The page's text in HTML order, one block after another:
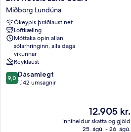
Hotels
Earls
Court
Miðborg
Lundúna
Miðborg Lundúna
Ókeypis þráðlaust net
Loftkæling
Móttaka opin allan
sólarhringinn, alla daga
vikunnar
Reyklaust
9.0
af
9,0 Dásamlegt
1.142 umsagnir
Verðið
er
12.905 kr.
12.905 kr.
inniheldur skatta og gjöld
25. ágú. - 26. ágú.